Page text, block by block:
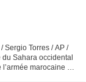
Sergio Torres / AP /
du Sahara occidental
marocaine et